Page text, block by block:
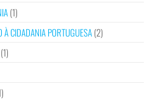
(1)
À CIDADANIA PORTUGUESA(2)
(1)